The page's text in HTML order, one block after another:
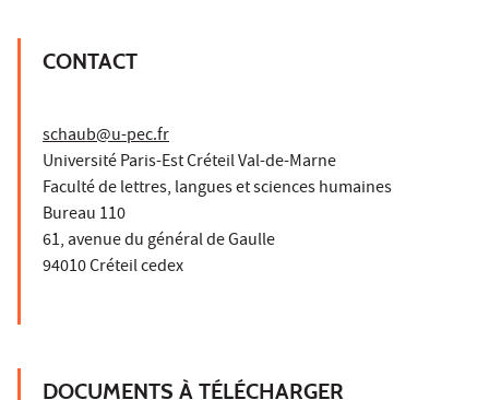
CONTACT
schaub@u-pec.fr
Université Paris-Est Créteil Val-de-Marne
Faculté de lettres, langues et sciences humaines
Bureau 110
61, avenue du général de Gaulle
94010 Créteil cedex
DOCUMENTS À TÉLÉCHARGER